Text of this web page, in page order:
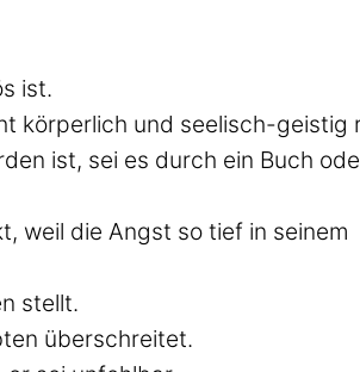
ist.
körperlich und seelisch-geistig
ist, sei es durch ein Buch
weil die Angst so tief in seinem
stellt.
überschreitet.